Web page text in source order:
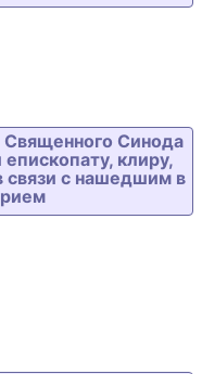
Священного Синода
клиру,
с нашедшим в